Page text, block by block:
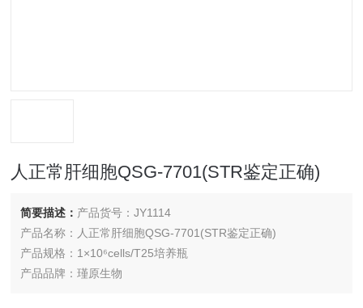
人正常肝细胞QSG-7701(STR鉴定正确)
简要描述： 产品货号：JY1114
产品名称：人正常肝细胞QSG-7701(STR鉴定正确)
产品规格：1×10⁶cells/T25培养瓶
产品品牌：瑾原生物